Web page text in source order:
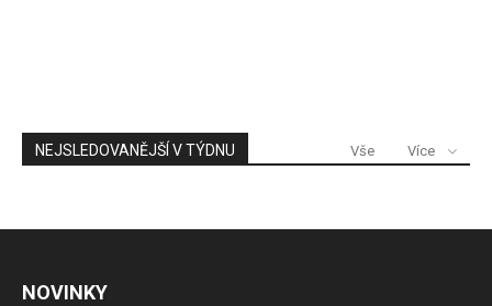
NEJSLEDOVANĚJŠÍ V TÝDNU Vše Více
NOVINKY